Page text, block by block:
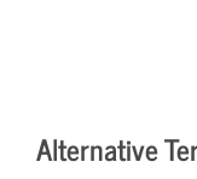
Alternative